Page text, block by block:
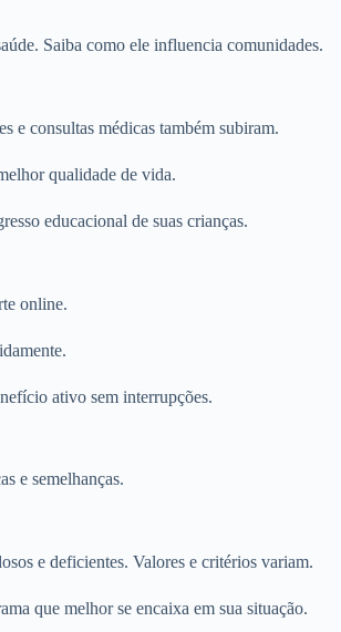
Saiba como ele influencia comunidades.
e consultas médicas também subiram.
qualidade de vida.
educacional de suas crianças.
online.
ativo sem interrupções.
e semelhanças.
e deficientes. Valores e critérios variam.
que melhor se encaixa em sua situação.